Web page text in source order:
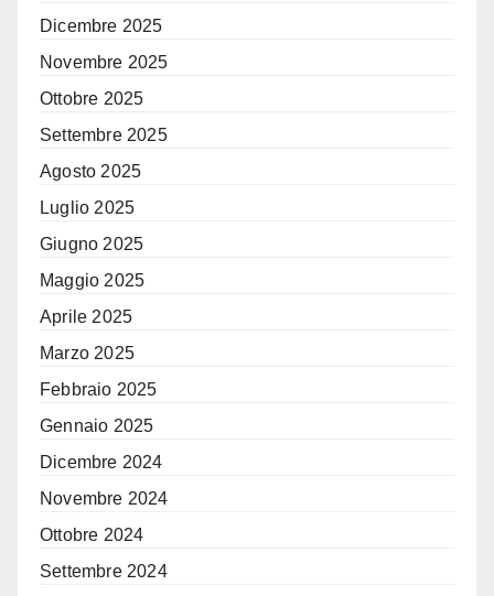
Dicembre 2025
Novembre 2025
Ottobre 2025
Settembre 2025
Agosto 2025
Luglio 2025
Giugno 2025
Maggio 2025
Aprile 2025
Marzo 2025
Febbraio 2025
Gennaio 2025
Dicembre 2024
Novembre 2024
Ottobre 2024
Settembre 2024